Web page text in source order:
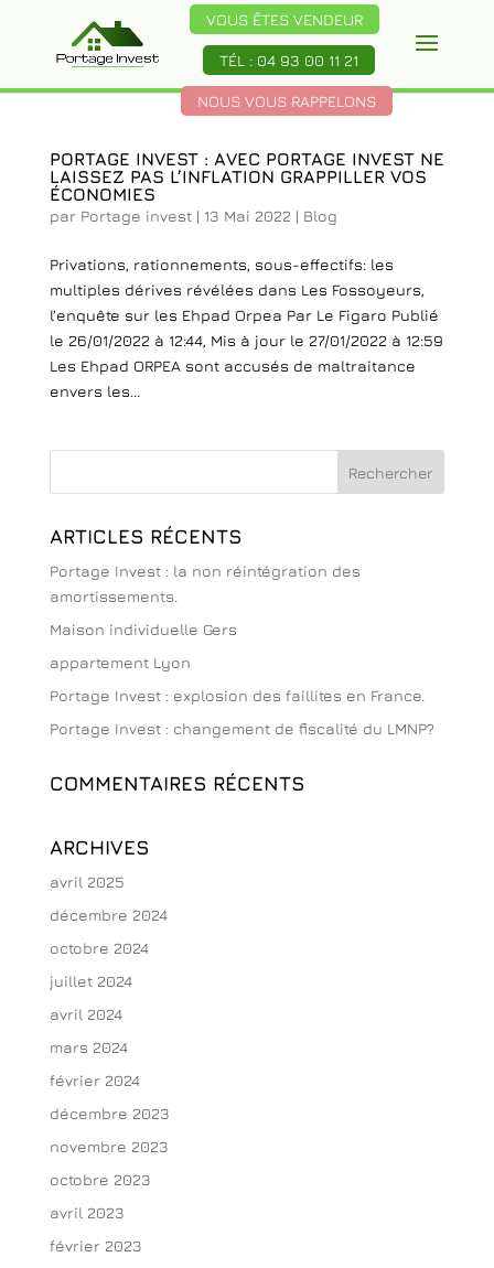
PORTAGE INVEST : AVEC PORTAGE INVEST NE
LAISSEZ PAS L’INFLATION GRAPPILLER VOS
ÉCONOMIES
par Portage invest| 13 Mai 2022 | Blog
Privations, rationnements, sous-effectifs: les
multiples dérives révélées dans Les Fossoyeurs,
l’enquête sur les Ehpad Orpea Par Le Figaro Publié
le 26/01/2022 à 12:44, Mis à jour le 27/01/2022 à 12:59
Les Ehpad ORPEA sont accusés de maltraitance
envers les...
ARTICLES RÉCENTS
Portage Invest : la non réintégration des
amortissements.
Maison individuelle Gers
appartement Lyon
Portage Invest : explosion des faillites en France.
Portage Invest : changement de fiscalité du LMNP?
COMMENTAIRES RÉCENTS
ARCHIVES
avril 2025
décembre 2024
octobre 2024
juillet 2024
avril 2024
mars 2024
février 2024
décembre 2023
novembre 2023
octobre 2023
avril 2023
février 2023
VOUS ÊTES VENDEUR
TÉL : 04 93 00 11 21
NOUS VOUS RAPPELONS